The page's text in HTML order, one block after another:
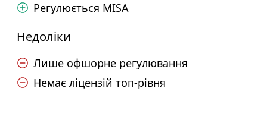
Регулюється MISA
Недоліки
Лише офшорне регулювання
Немає ліцензій топ-рівня